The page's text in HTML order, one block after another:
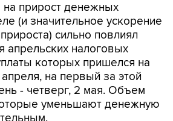
на прирост денежных
(и значительное ускорение
сильно повлиял
апрельских налоговых
которых пришелся на
на первый за этой
- четверг, 2 мая. Объем
уменьшают денежную